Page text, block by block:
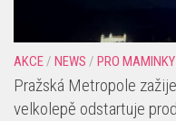
AKCE/ NEWS / PRO MAMINKY
Pražská Metropole
velkolepě odstartuje